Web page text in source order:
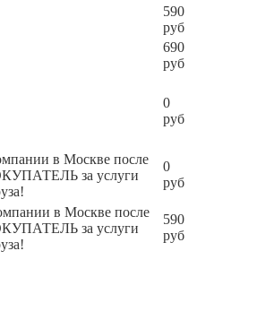
590
руб
690
руб
0
руб
в Москве после
за услуги
0
руб
в Москве после
за услуги
590
руб